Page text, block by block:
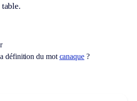
définition du mot canaque ?